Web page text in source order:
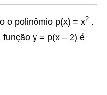
o polinômio p(x) = x2 .
função y = p(x – 2) é